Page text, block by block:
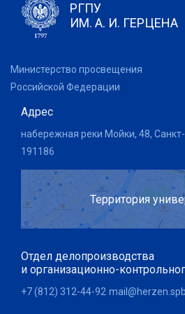
РГПУ
ИМ. А. И. ГЕРЦЕНА
Министерство просвещения
Российской Федерации
Адрес
набережная реки Мойки, 48,
191186
Территория
Отдел делопроизводства
и организационно-
+7 (812) 312-44-92